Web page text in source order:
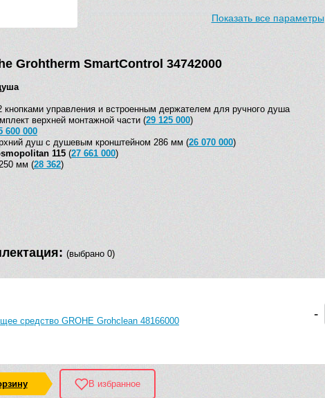
Показать все параметры
Grohtherm SmartControl 34742000
кнопками управления и встроенным держателем для ручного душа
верхней монтажной части (29 125 000)
600 000
душ с душевым кронштейном 286 мм (26 070 000)
115 (27 661 000)
мм (28 362)
(выбрано 0)
средство GROHE Grohclean 48166000 -
В избранное